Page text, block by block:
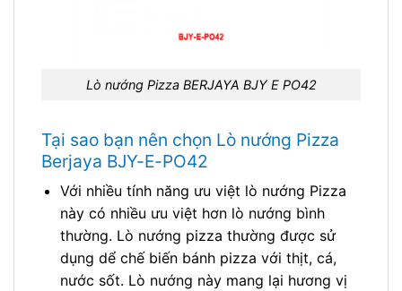
Lò nướng Pizza BERJAYA BJY E PO42
Tại sao bạn nên chọn Lò nướng Pizza
Berjaya BJY-E-PO42
Với nhiều tính năng ưu việt lò nướng Pizza
này có nhiều ưu việt hơn lò nướng bình
thường. Lò nướng pizza thường được sử
dụng dể chế biến bánh pizza với thịt, cá,
nước sốt. Lò nướng này mang lại hương vị